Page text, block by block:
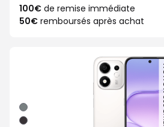
100€ de remise immédiate
50€ remboursés après achat
Gris
Noir